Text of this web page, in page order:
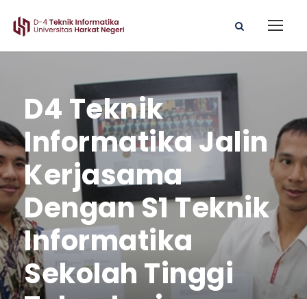
D4 Teknik
Informatika Jalin
Kerjasama
Dengan S1 Teknik
Informatika
Sekolah Tinggi